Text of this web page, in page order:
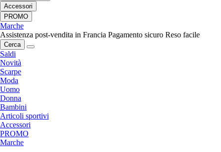
Accessori
PROMO
Marche
Assistenza post-vendita in Francia Pagamento sicuro Reso facile
Cerca
Saldi
Novità
Scarpe
Moda
Uomo
Donna
Bambini
Articoli sportivi
Accessori
PROMO
Marche